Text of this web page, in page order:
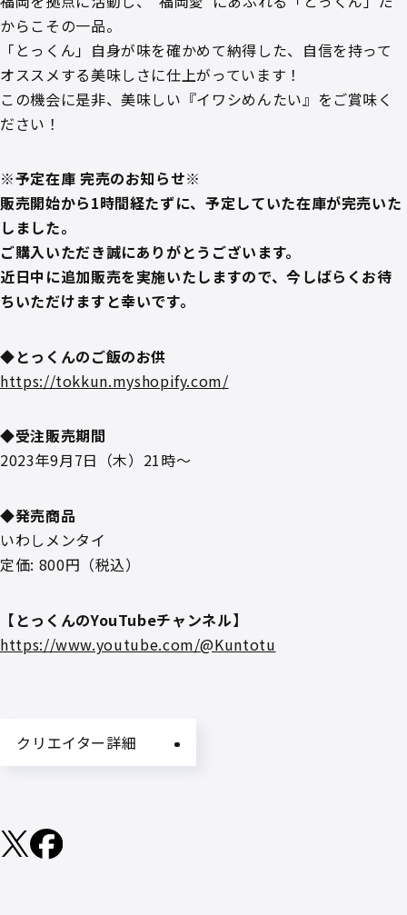
からこその一品。
「とっくん」自身が味を確かめて納得した、自信を持って
オススメする美味しさに仕上がっています！
この機会に是非、美味しい『イワシめんたい』をご賞味く
ださい！
※予定在庫 完売のお知らせ※
販売開始から1時間経たずに、予定していた在庫が完売いた
しました。
ご購入いただき誠にありがとうございます。
近日中に追加販売を実施いたしますので、今しばらくお待
ちいただけますと幸いです。
◆とっくんのご飯のお供
https://tokkun.myshopify.com/
◆受注販売期間
2023年9月7日（木）21時～
◆発売商品
いわしメンタイ
定価: 800円（税込）
【とっくんのYouTubeチャンネル】
https://www.youtube.com/@Kuntotu
クリエイター詳細